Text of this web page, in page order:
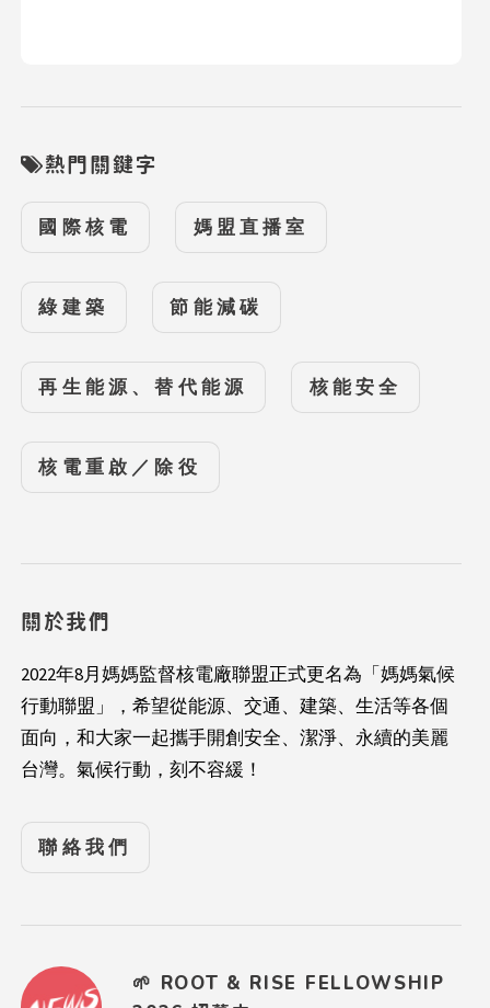
熱門關鍵字
國際核電 媽盟直播室
綠建築 節能減碳
再生能源、替代能源 核能安全
核電重啟／除役
關於我們
2022年8月媽媽監督核電廠聯盟正式更名為「媽媽氣候
行動聯盟」，希望從能源、交通、建築、生活等各個
面向，和大家一起攜手開創安全、潔淨、永續的美麗
台灣。氣候行動，刻不容緩！
聯絡我們
🌱 ROOT & RISE FELLOWSHIP